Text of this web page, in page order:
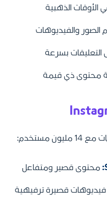
الأوقات الذهبية
الصور والفيديوهات
التعليقات بسرعة
محتوى ذي قيمة
مستخدم:
محتوى قصير ومتفاعل
فيديوهات قصيرة ترفيهية